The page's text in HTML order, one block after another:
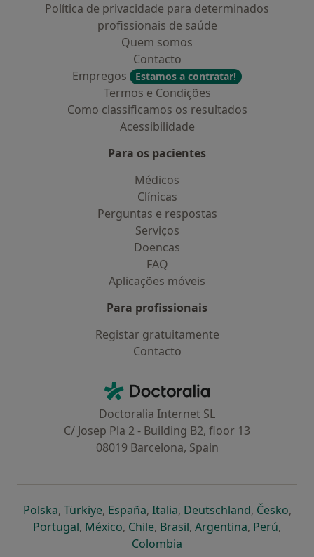
Política de privacidade para determinados
profissionais de saúde
Quem somos
Contacto
Empregos
Estamos a contratar!
Termos e Condições
Como classificamos os resultados
Acessibilidade
Para os pacientes
Médicos
Clínicas
Perguntas e respostas
Serviços
Doencas
FAQ
Aplicações móveis
Para profissionais
Registar gratuitamente
Contacto
Doctoralia - Homepage
Doctoralia Internet SL
C/ Josep Pla 2 - Building B2, floor 13
08019 Barcelona, Spain
Polskaabre num novo separador
, Türkiyeabre num novo separador
, Españaabre num novo separador
, Italiaabre num novo
, Deutschlandabre num
, Česko,
Portugalabre num novo separador
, Méxicoabre num novo separador
, Chileabre num novo separador
, Brasilabre num novo
, Argentinaabre num
, Perúabre
,
Colombia